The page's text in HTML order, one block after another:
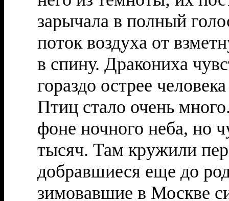
зарычала в полный
поток воздуха от
в спину. Дракониха
гораздо острее
Птиц стало очень
фоне ночного неба, но
тысяч. Там кружили
добравшиеся еще до
зимовавшие в Москве